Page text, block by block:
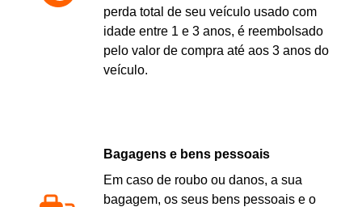
perda total de seu veículo usado com
idade entre 1 e 3 anos, é reembolsado
pelo valor de compra até aos 3 anos do
veículo.
Bagagens e bens pessoais
Em caso de roubo ou danos, a sua
bagagem, os seus bens pessoais e o